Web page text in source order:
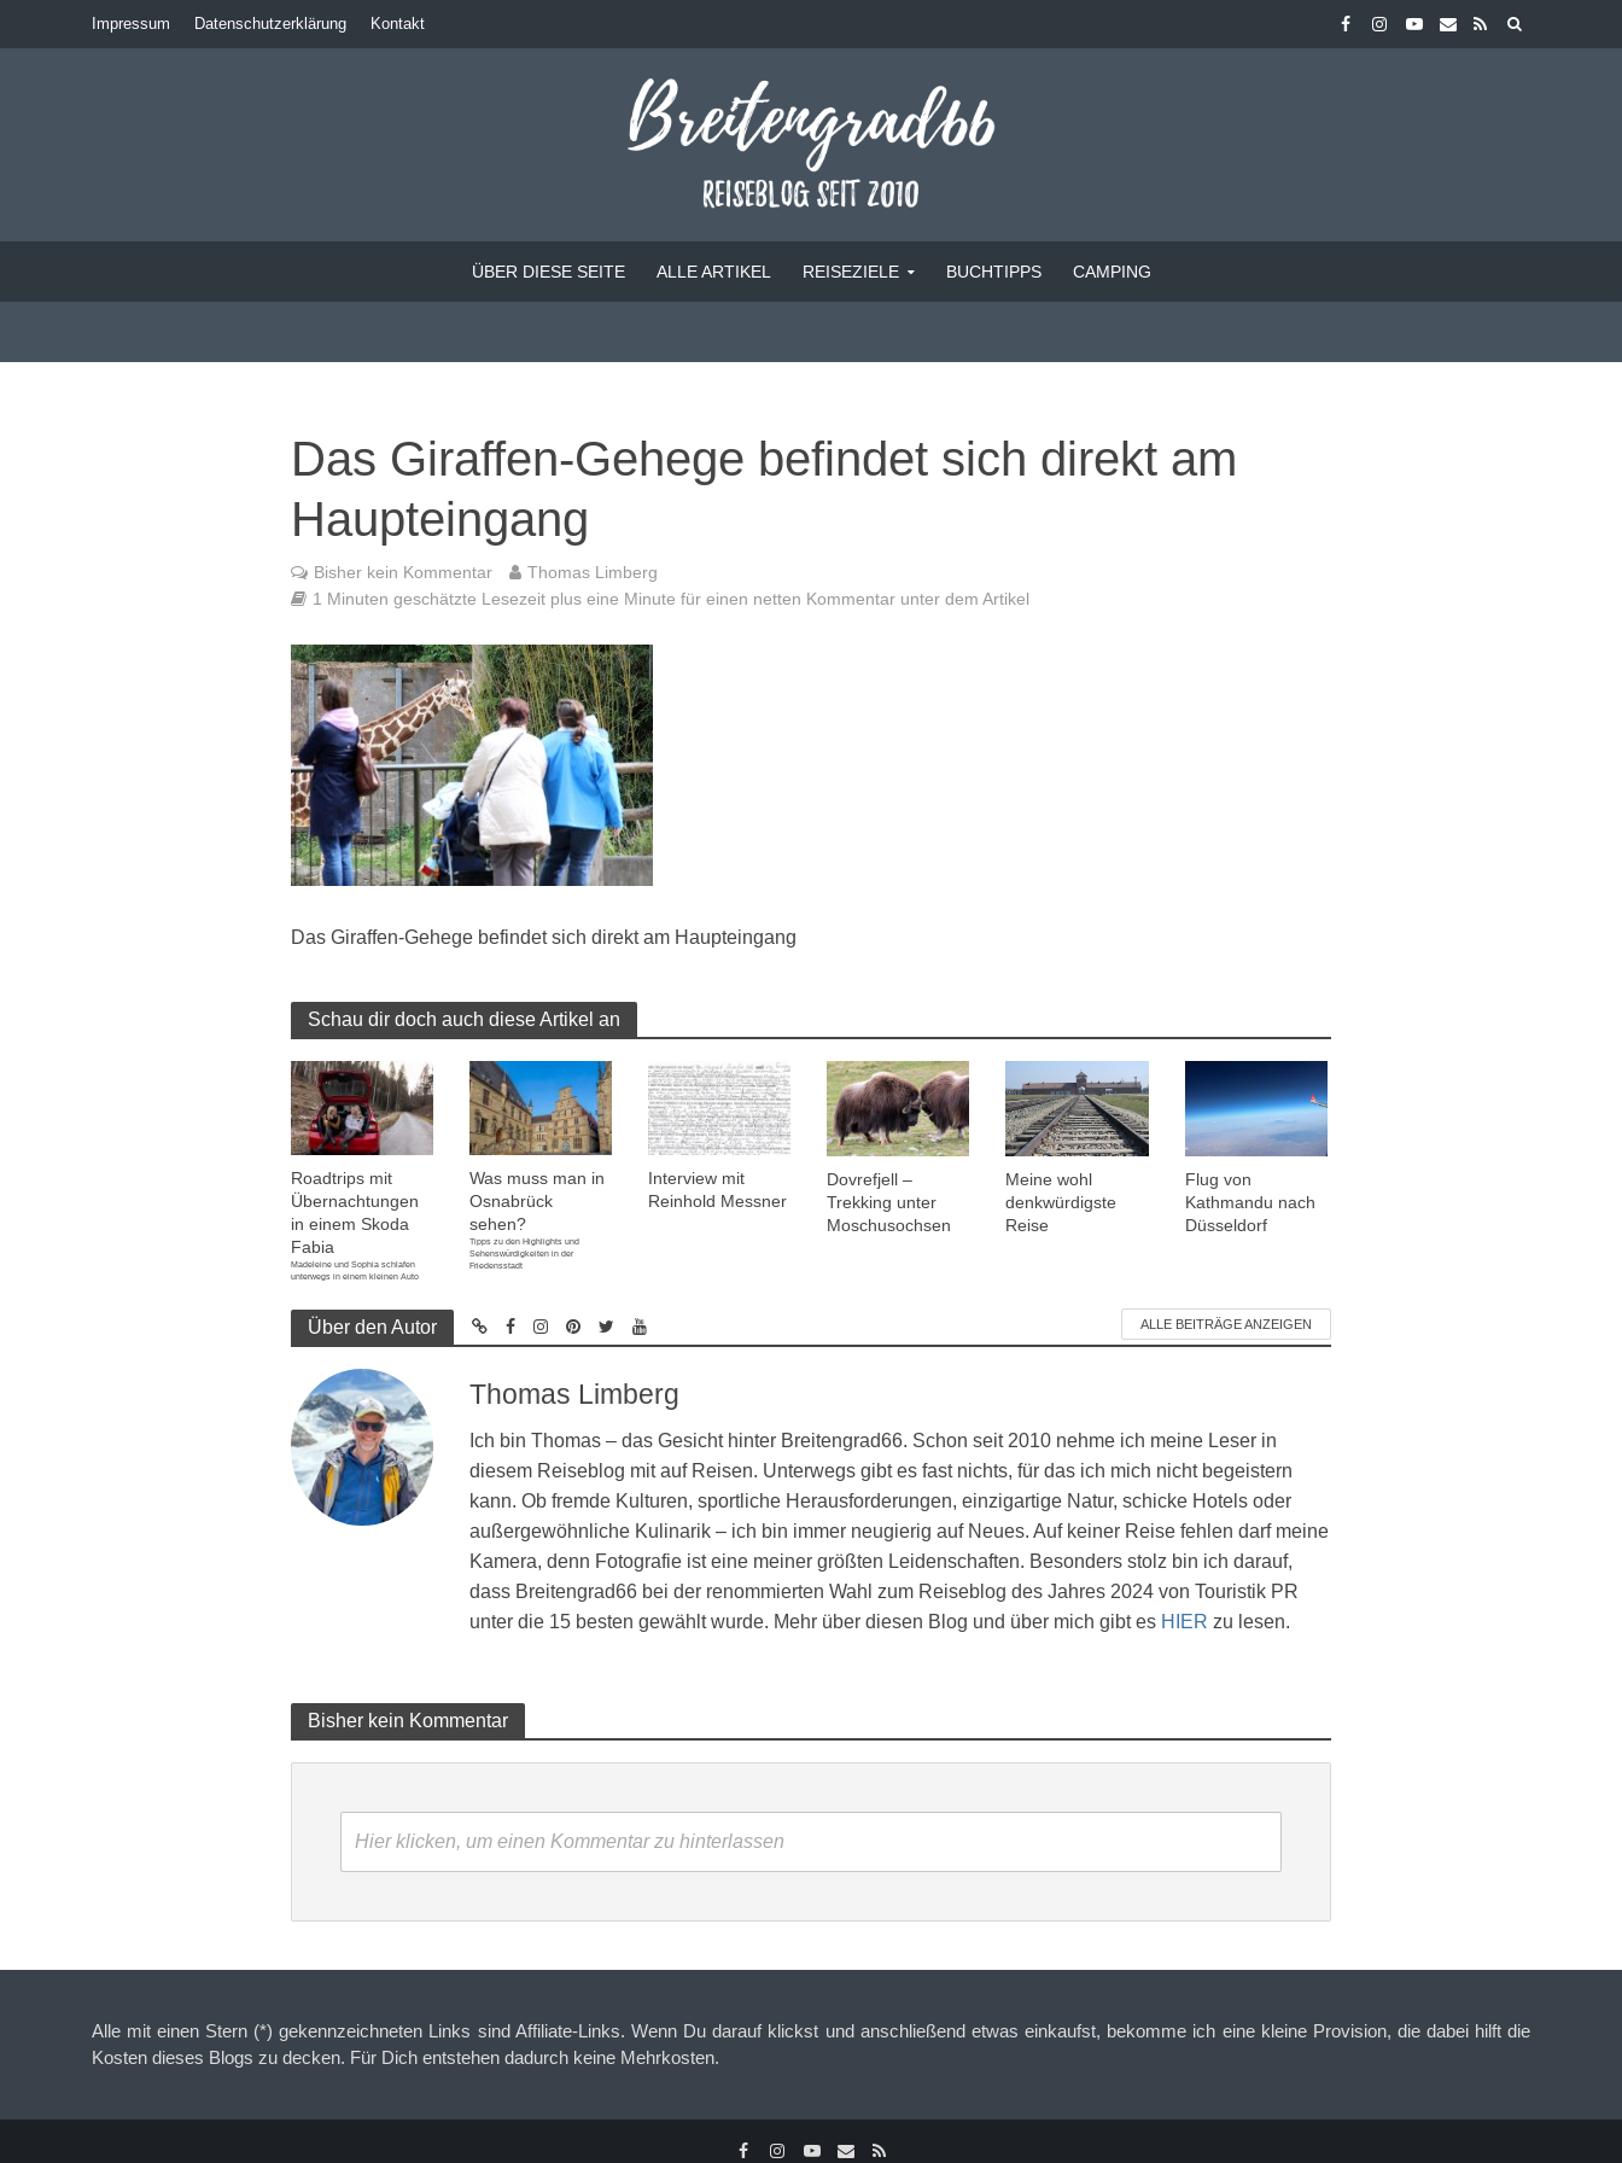
Impressum Datenschutzerklärung Kontakt
ÜBER DIESE SEITE ALLE ARTIKEL REISEZIELE BUCHTIPPS CAMPING
Das Giraffen-Gehege befindet sich direkt am
Haupteingang
Bisher kein Kommentar
Thomas Limberg
1 Minuten geschätzte Lesezeit plus eine Minute für einen netten Kommentar unter dem Artikel
Das Giraffen-Gehege befindet sich direkt am Haupteingang
Schau dir doch auch diese Artikel an
Roadtrips mit
Übernachtungen
in einem Skoda
Fabia
Madeleine und Sophia schlafen
unterwegs in einem kleinen Auto
Was muss man in
Osnabrück
sehen?
Tipps zu den Highlights und
Sehenswürdigkeiten in der
Friedensstadt
Interview mit
Reinhold Messner
Dovrefjell –
Trekking unter
Moschusochsen
Meine wohl
denkwürdigste
Reise
Flug von
Kathmandu nach
Düsseldorf
Über den Autor ALLE BEITRÄGE ANZEIGEN
Thomas Limberg
Ich bin Thomas – das Gesicht hinter Breitengrad66. Schon seit 2010 nehme ich meine Leser in
diesem Reiseblog mit auf Reisen. Unterwegs gibt es fast nichts, für das ich mich nicht begeistern
kann. Ob fremde Kulturen, sportliche Herausforderungen, einzigartige Natur, schicke Hotels oder
außergewöhnliche Kulinarik – ich bin immer neugierig auf Neues. Auf keiner Reise fehlen darf meine
Kamera, denn Fotografie ist eine meiner größten Leidenschaften. Besonders stolz bin ich darauf,
dass Breitengrad66 bei der renommierten Wahl zum Reiseblog des Jahres 2024 von Touristik PR
unter die 15 besten gewählt wurde. Mehr über diesen Blog und über mich gibt es HIER zu lesen.
Bisher kein Kommentar
Hier klicken, um einen Kommentar zu hinterlassen
Alle mit einen Stern (*) gekennzeichneten Links sind Affiliate-Links. Wenn Du darauf klickst und anschließend etwas einkaufst, bekomme ich eine kleine Provision, die dabei hilft die
Kosten dieses Blogs zu decken. Für Dich entstehen dadurch keine Mehrkosten.